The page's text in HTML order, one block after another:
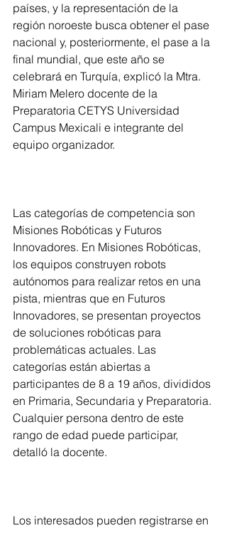
países, y la representación de la
región noroeste busca obtener el pase
nacional y, posteriormente, el pase a la
final mundial, que este año se
celebrará en Turquía, explicó la Mtra.
Miriam Melero docente de la
Preparatoria CETYS Universidad
Campus Mexicali e integrante del
equipo organizador.
Las categorías de competencia son
Misiones Robóticas y Futuros
Innovadores. En Misiones Robóticas,
los equipos construyen robots
autónomos para realizar retos en una
pista, mientras que en Futuros
Innovadores, se presentan proyectos
de soluciones robóticas para
problemáticas actuales. Las
categorías están abiertas a
participantes de 8 a 19 años, divididos
en Primaria, Secundaria y Preparatoria.
Cualquier persona dentro de este
rango de edad puede participar,
detalló la docente.
Los interesados pueden registrarse en